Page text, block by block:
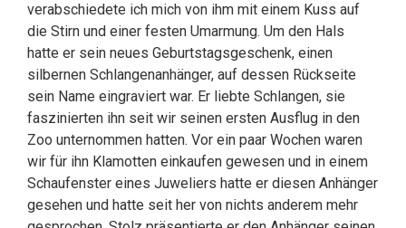
verabschiedete ich mich von ihm mit einem Kuss auf
die Stirn und einer festen Umarmung. Um den Hals
hatte er sein neues Geburtstagsgeschenk, einen
silbernen Schlangenanhänger, auf dessen Rückseite
sein Name eingraviert war. Er liebte Schlangen, sie
faszinierten ihn seit wir seinen ersten Ausflug in den
Zoo unternommen hatten. Vor ein paar Wochen waren
wir für ihn Klamotten einkaufen gewesen und in einem
Schaufenster eines Juweliers hatte er diesen Anhänger
gesehen und hatte seit her von nichts anderem mehr